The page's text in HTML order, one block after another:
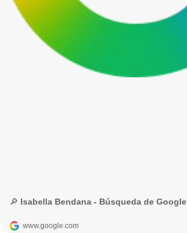
🔎 Isabella Bendana - Búsqueda de Google
www.google.com